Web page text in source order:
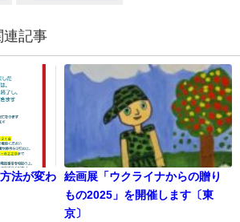
連記事
法が変わ
絵画展「ウクライナからの贈り
もの2025」を開催します〔東
京〕